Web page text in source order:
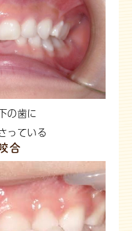
の歯に
っている
合